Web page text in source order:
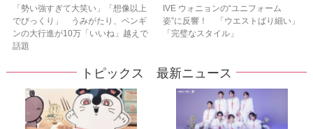
「勢い強すぎて大笑い」「想像以上
でびっくり」 うみがたり、ペンギ
ンの大行進が10万「いいね」越えで
話題
IVE ウォニョンの“ユニフォーム
姿”に反響！ 「ウエストばり細い」
「完璧なスタイル」
トピックス 最新ニュース